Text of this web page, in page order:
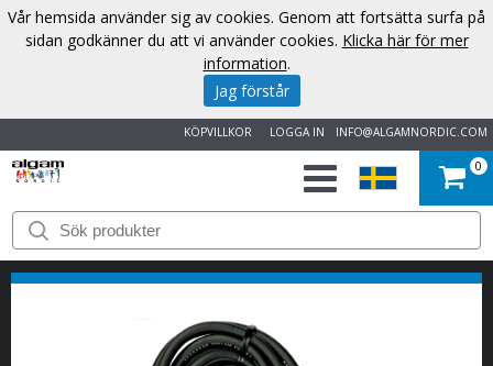
INFO@ALGAMNORDIC.COM
LOGGA IN
KÖPVILLKOR
START
VARUMÄRKEN
NYHETER
0
Vår hemsida använder sig av cookies. Genom att fortsätta surfa på
sidan godkänner du att vi använder cookies. Klicka här för mer
information.
Jag förstår